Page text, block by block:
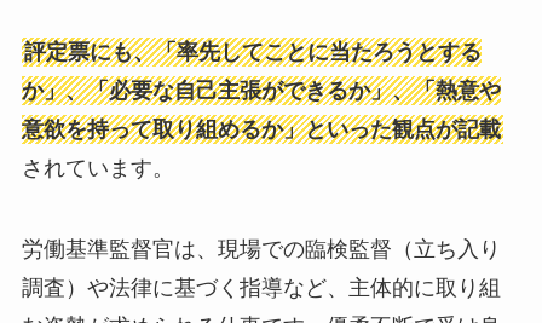
評定票にも、「率先してことに当たろうとする
か」、「必要な自己主張ができるか」、「熱意や
意欲を持って取り組めるか」といった観点が記載
されています。
労働基準監督官は、現場での臨検監督（立ち入り
調査）や法律に基づく指導など、主体的に取り組